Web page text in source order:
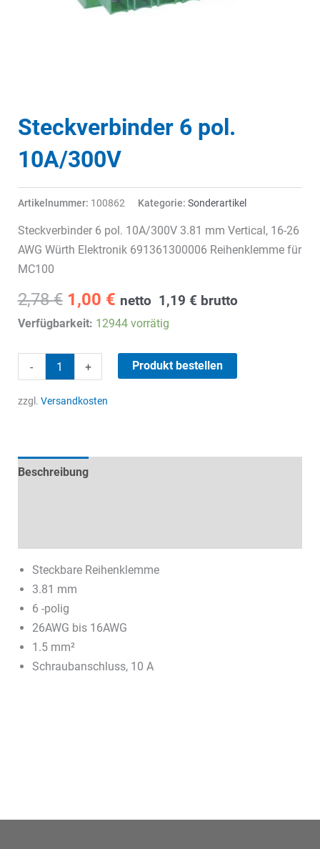
Steckverbinder 6 pol.
10A/300V
Artikelnummer: 100862 Kategorie: Sonderartikel
Steckverbinder 6 pol. 10A/300V 3.81 mm Vertical, 16-26
AWG Würth Elektronik 691361300006 Reihenklemme für
MC100
2,78€ Ursprünglicher
Preis
2,78 €
1,00 €Aktueller
Preis
1,00 €.
netto 1,19 € brutto
Verfügbarkeit: 12944 vorrätig
-
Steckverbinder
6
pol.
+ Produkt bestellen
zzgl. Versandkosten
Beschreibung
Steckbare Reihenklemme
3.81 mm
6 -polig
26AWG bis 16AWG
1.5 mm²
Schraubanschluss, 10 A